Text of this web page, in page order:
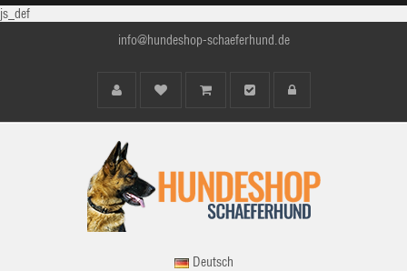
js_def
info@hundeshop-schaeferhund.de
Deutsch